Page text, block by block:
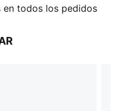
todos los pedidos